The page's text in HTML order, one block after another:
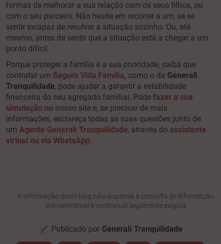
formas de melhorar a sua relação com os seus filhos, ou
com o seu parceiro. Não hesite em recorrer a um, se se
sentir incapaz de resolver a situação sozinho. Ou, até
mesmo, antes de sentir que a situação está a chegar a um
ponto difícil.
Porque proteger a família é a sua prioridade, saiba que
contratar um Seguro Vida Família, como o da Generali
Tranquilidade, pode ajudar a garantir a estabilidade
financeira do seu agregado familiar. Pode fazer a sua
simulação no nosso site e, se precisar de mais
informações, esclareça todas as suas questões junto de
um Agente Generali Tranquilidade, através do assistente
virtual ou via WhatsApp.
A informação deste blog não dispensa a consulta de informação
pré-contratual e contratual legalmente exigida
Publicado por Generali Tranquilidade